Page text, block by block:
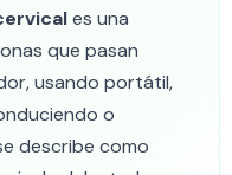
es una
que pasan
usando portátil,
o
describe como